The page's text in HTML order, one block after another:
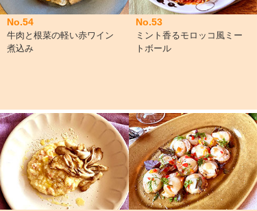
No.54
牛肉と根菜の軽い赤ワイン
煮込み
No.53
ミント香るモロッコ風ミー
トボール